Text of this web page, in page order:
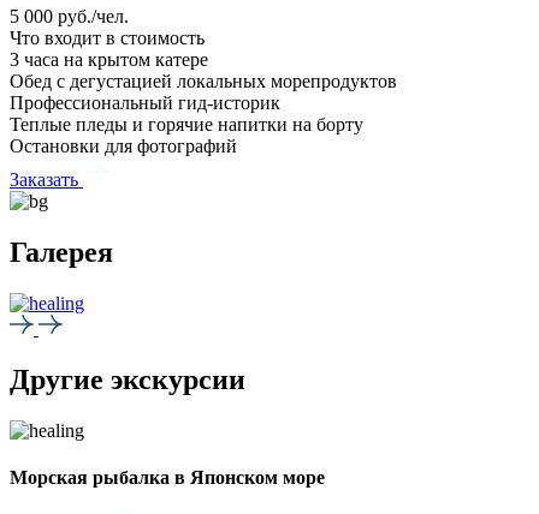
5 000 руб./чел.
Что входит в стоимость
3 часа на крытом катере
Обед с дегустацией локальных морепродуктов
Профессиональный гид-историк
Теплые пледы и горячие напитки на борту
Остановки для фотографий
Заказать
Галерея
Другие экскурсии
Морская рыбалка в Японском море